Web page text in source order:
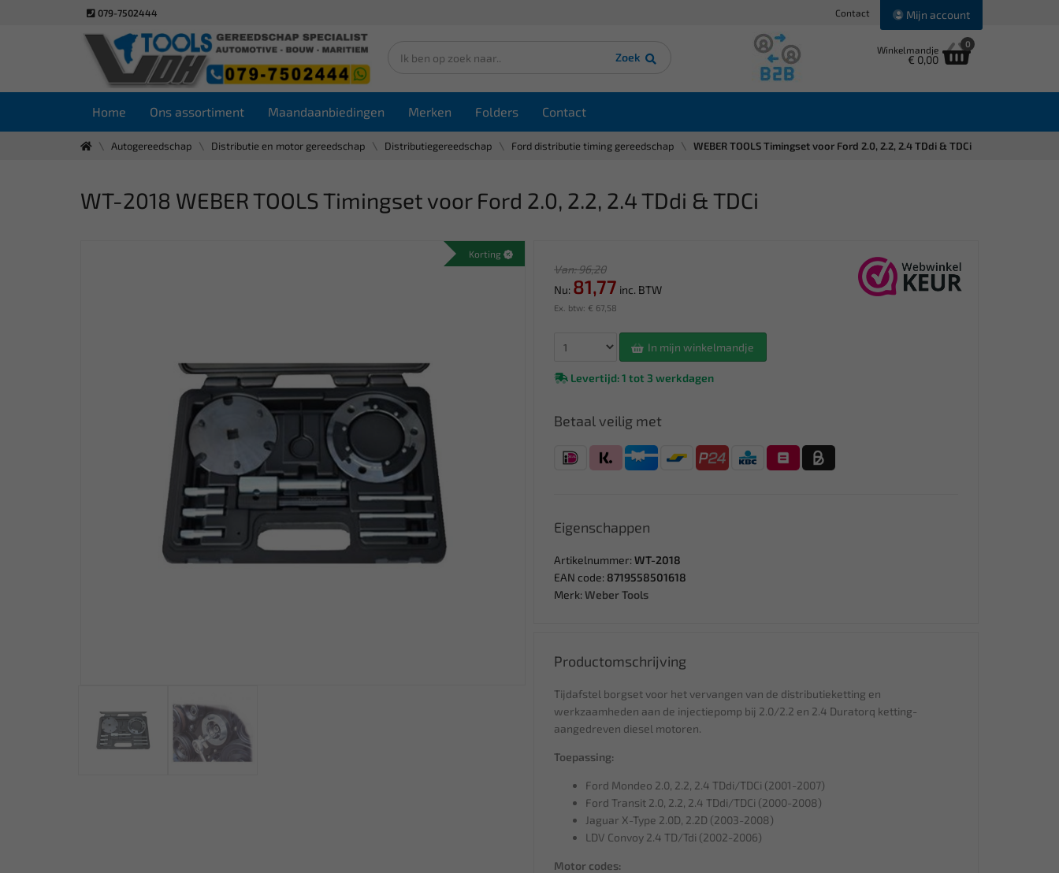
079-7502444 Contact Mijn account
Zoek
Winkelmandje
€ 0,00
0
Home Ons assortiment Maandaanbiedingen Merken Folders Contact
Autogereedschap Distributie en motor gereedschap Distributiegereedschap Ford distributie timing gereedschap WEBER TOOLS Timingset voor Ford 2.0, 2.2, 2.4 TDdi & TDCi
WT-2018 WEBER TOOLS Timingset voor Ford 2.0, 2.2, 2.4 TDdi & TDCi
Korting
Van: 96,20
Nu: 81,77 inc. BTW
Ex. btw: € 67,58
In mijn winkelmandje
Levertijd: 1 tot 3 werkdagen
Betaal veilig met
Eigenschappen
Artikelnummer: WT-2018
EAN code: 8719558501618
Merk: Weber Tools
Productomschrijving
Tijdafstel borgset voor het vervangen van de distributieketting en
werkzaamheden aan de injectiepomp bij 2.0/2.2 en 2.4 Duratorq ketting-
aangedreven diesel motoren.
Toepassing:
Ford Mondeo 2.0, 2.2, 2.4 TDdi/TDCi (2001-2007)
Ford Transit 2.0, 2.2, 2.4 TDdi/TDCi (2000-2008)
Jaguar X-Type 2.0D, 2.2D (2003-2008)
LDV Convoy 2.4 TD/Tdi (2002-2006)
Motor codes: